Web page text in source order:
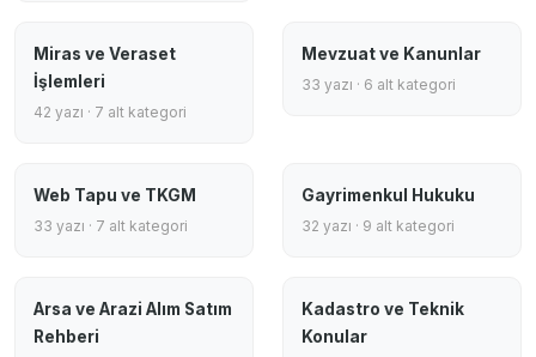
Miras ve Veraset
İşlemleri
42 yazı · 7 alt kategori
Mevzuat ve Kanunlar
33 yazı · 6 alt kategori
Web Tapu ve TKGM
33 yazı · 7 alt kategori
Gayrimenkul Hukuku
32 yazı · 9 alt kategori
Arsa ve Arazi Alım Satım
Rehberi
Kadastro ve Teknik
Konular